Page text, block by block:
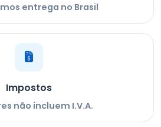
entrega no Brasil
Impostos
não incluem I.V.A.